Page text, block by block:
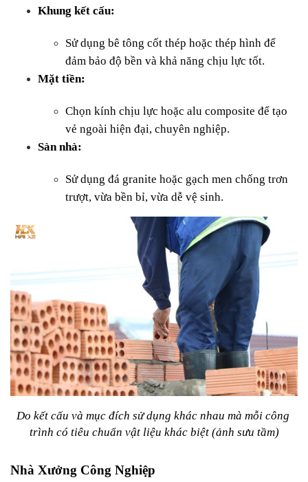
Khung kết cấu:
Sử dụng bê tông cốt thép hoặc thép hình để
đảm bảo độ bền và khả năng chịu lực tốt.
Mặt tiền:
Chọn kính chịu lực hoặc alu composite để tạo
vẻ ngoài hiện đại, chuyên nghiệp.
Sàn nhà:
Sử dụng đá granite hoặc gạch men chống trơn
trượt, vừa bền bỉ, vừa dễ vệ sinh.
Do kết cấu và mục đích sử dụng khác nhau mà mỗi công
trình có tiêu chuẩn vật liệu khác biệt (ảnh sưu tầm)
Nhà Xưởng Công Nghiệp